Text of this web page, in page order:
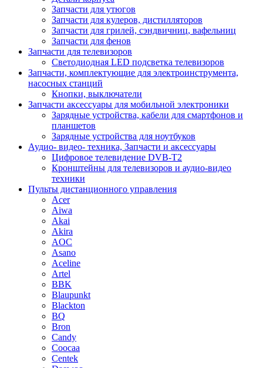
Запчасти для утюгов
Запчасти для кулеров, дистилляторов
Запчасти для грилей, сэндвичниц, вафельниц
Запчасти для фенов
Запчасти для телевизоров
Светодиодная LED подсветка телевизоров
Запчасти, комплектующие для электроинструмента,
насосных станций
Кнопки, выключатели
Запчасти аксессуары для мобильной электроники
Зарядные устройства, кабели для смартфонов и
планшетов
Зарядные устройства для ноутбуков
Аудио- видео- техника, Запчасти и аксессуары
Цифровое телевидение DVB-T2
Кронштейны для телевизоров и аудио-видео
техники
Пульты дистанционного управления
Acer
Aiwa
Akai
Akira
AOC
Asano
Aceline
Artel
BBK
Blaupunkt
Blackton
BQ
Bron
Candy
Coocaa
Centek